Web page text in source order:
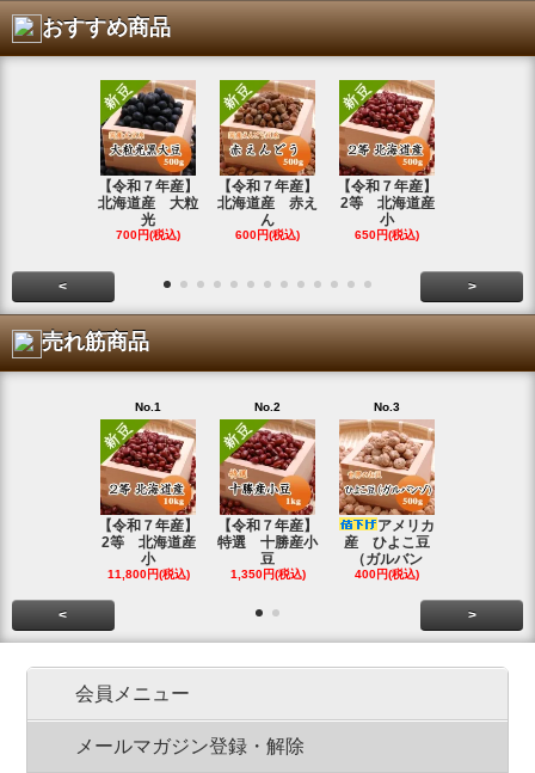
おすすめ商品
【令和７年産】
北海道産 大粒
光
700円(税込)
【令和７年産】
北海道産 赤え
ん
600円(税込)
【令和７年産】
2等 北海道産
小
650円(税込)
< >
売れ筋商品
No.1
【令和７年産】
2等 北海道産
小
11,800円(税込)
No.2
【令和７年産】
特選 十勝産小
豆
1,350円(税込)
No.3
アメリカ
産 ひよこ豆
（ガルバン
400円(税込)
< >
会員メニュー
メールマガジン登録・解除